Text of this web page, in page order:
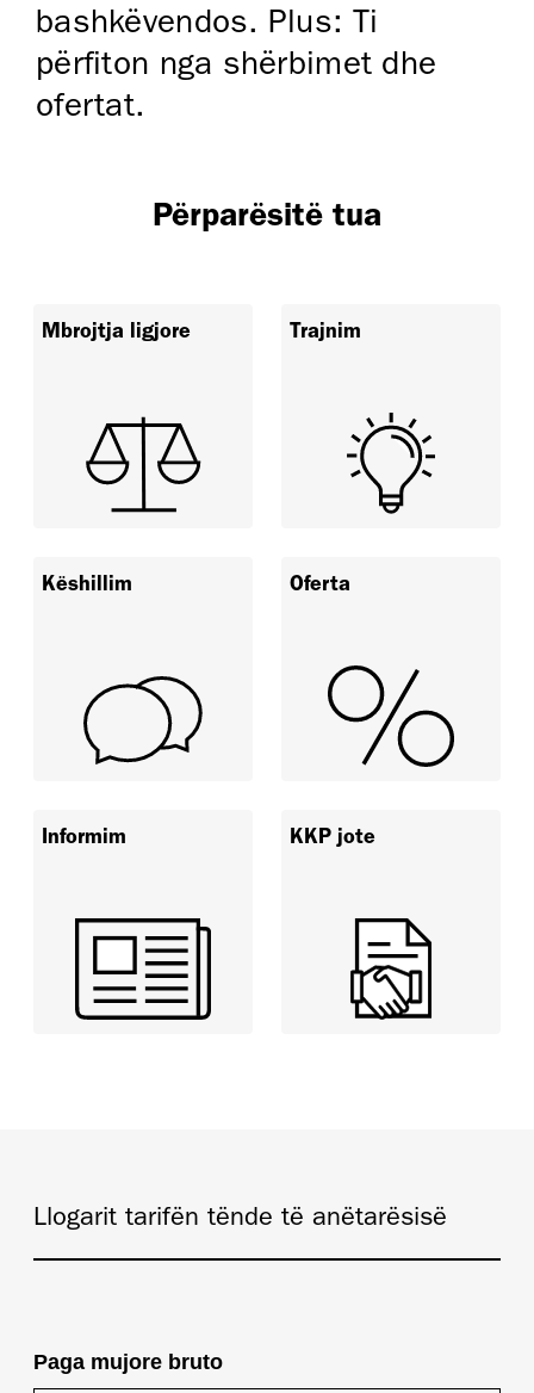
bashkëvendos. Plus: Ti
përfiton nga shërbimet dhe
ofertat.
Përparësitë tua
Mbrojtja ligjore Trajnim
Këshillim Oferta
Informim KKP jote
Llogarit tarifën tënde të anëtarësisë
Paga mujore bruto